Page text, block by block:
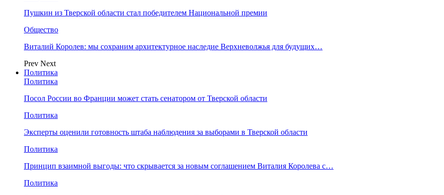
Пушкин из Тверской области стал победителем Национальной премии
Общество
Виталий Королев: мы сохраним архитектурное наследие Верхневолжья для будущих…
Prev Next
Политика
Политика
Посол России во Франции может стать сенатором от Тверской области
Политика
Эксперты оценили готовность штаба наблюдения за выборами в Тверской области
Политика
Принцип взаимной выгоды: что скрывается за новым соглашением Виталия Королева с…
Политика